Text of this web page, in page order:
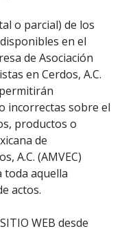
o parcial) de los
en el
de Asociación
en Cerdos, A.C.
incorrectas sobre el
productos o
de
A.C. (AMVEC)
toda aquella
actos.
WEB desde